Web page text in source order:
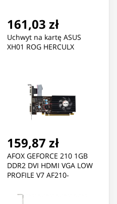
161,03 zł
Uchwyt na kartę ASUS
XH01 ROG HERCULX
159,87 zł
AFOX GEFORCE 210 1GB
DDR2 DVI HDMI VGA LOW
PROFILE V7 AF210-